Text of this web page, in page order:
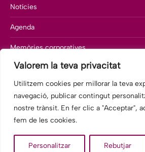
Valorem la teva privacitat
Utilitzem cookies per millorar la teva
navegació, publicar contingut
nostre trànsit. En fer clic a "Acceptar",
fem de les cookies.
Personalitzar Rebutjar
Notícies
Agenda
Memòries corporatives
Departament de comunicació
© 2025 Fundació Hospitalàries Barcelona-
Hospital Sant Rafael.